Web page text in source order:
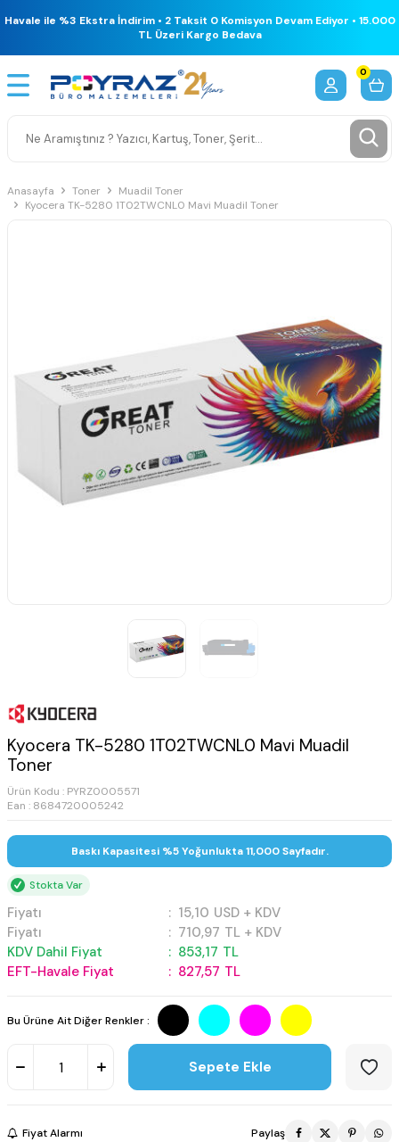
Havale ile %3 Ekstra İndirim • 2 Taksit 0 Komisyon Devam Ediyor • 15.000
TL Üzeri Kargo Bedava
0
Anasayfa Toner
Muadil Toner
Kyocera TK-5280 1T02TWCNL0 Mavi Muadil Toner
Kyocera TK-5280 1T02TWCNL0 Mavi Muadil
Toner
Ürün Kodu : PYRZ0005571
Ean : 8684720005242
Baskı Kapasitesi %5 Yoğunlukta 11,000 Sayfadır.
Stokta Var
Fiyatı : 15,10 USD + KDV
Fiyatı
: 710,97 TL + KDV
KDV Dahil Fiyat
: 853,17 TL
EFT-Havale Fiyat
: 827,57 TL
Bu Ürüne Ait Diğer Renkler :
Sepete Ekle
Fiyat Alarmı Paylaş